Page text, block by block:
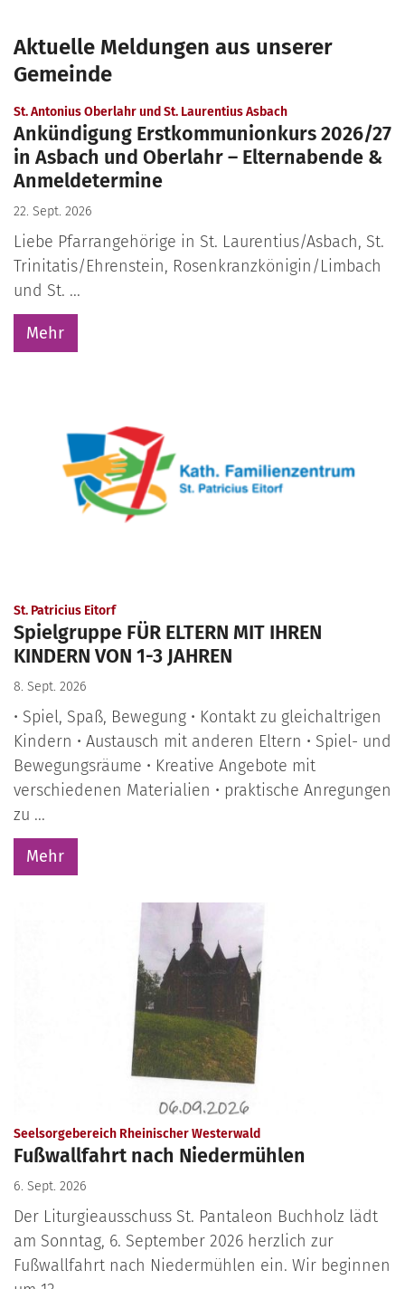
Aktuelle Meldungen aus unserer
Gemeinde
St. Antonius Oberlahr und St. Laurentius Asbach:
Ankündigung Erstkommunionkurs 2026/27
in Asbach und Oberlahr – Elternabende &
Anmeldetermine
22. Sept. 2026
Liebe Pfarrangehörige in St. Laurentius/Asbach, St.
Trinitatis/Ehrenstein, Rosenkranzköni­gin/Limbach
und St. ...
Mehr
St. Patricius Eitorf:
Spielgruppe FÜR ELTERN MIT IHREN
KINDERN VON 1-3 JAHREN
8. Sept. 2026
• Spiel, Spaß, Bewegung • Kontakt zu gleichaltrigen
Kindern • Austausch mit anderen Eltern • Spiel- und
Bewegungsräume • Kreative Angebote mit
verschiedenen Materialien • praktische Anregungen
zu ...
Mehr
Seelsorgebereich Rheinischer Westerwald:
Fußwallfahrt nach Niedermühlen
6. Sept. 2026
Der Liturgieausschuss St. Pantaleon Buchholz lädt
am Sonntag, 6. September 2026 herzlich zur
Fußwallfahrt nach Niedermühlen ein. Wir beginnen